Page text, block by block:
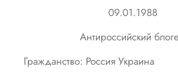
09.01.1988
Антироссийский
Гражданство: Россия Украина